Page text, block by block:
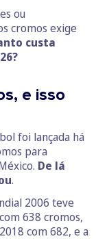
ou
cromos exige
custa
e isso
foi lançada há
para
De lá
.
2006 teve
638 cromos,
com 682, e a